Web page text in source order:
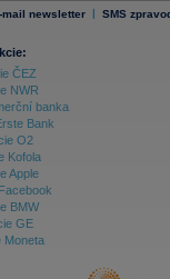
mail newsletter | SMS
ČEZ
NWR
banka
Bank
O2
Kofola
Apple
BMW
GE
Moneta